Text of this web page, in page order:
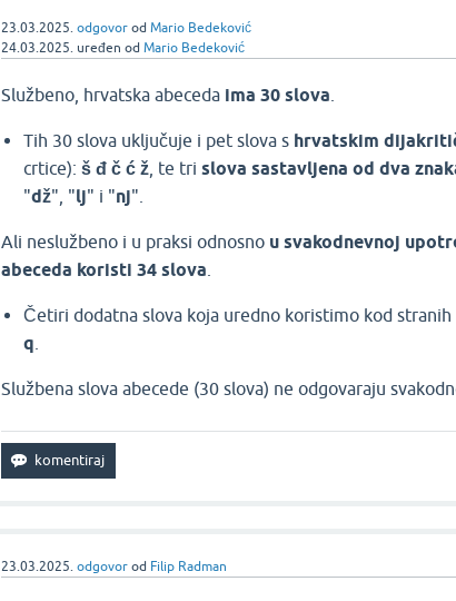
23.03.2025. odgovor odMario Bedeković
24.03.2025. uređen odMario Bedeković
Službeno, hrvatska abeceda ima 30 slova
Tih 30 slova uključuje i pet slova s hrvatskim
crtice):š đ č ć ž , te trislova sastavljena od dva
"dž", "lj" i "nj".
Ali neslužbeno i u praksi odnosno u svakodnevnoj
abeceda koristi 34 slova
Četiri dodatna slova koja uredno koristimo kod
q
Službena slova abecede (30 slova) ne odgovaraju
23.03.2025. odgovor od Filip Radman